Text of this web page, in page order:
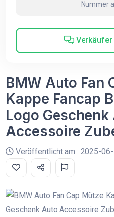
Nummer
Verkäufer
BMW Auto Fan
Kappe Fancap
Logo Geschenk
Accessoire
Veröffentlicht am : 2025-